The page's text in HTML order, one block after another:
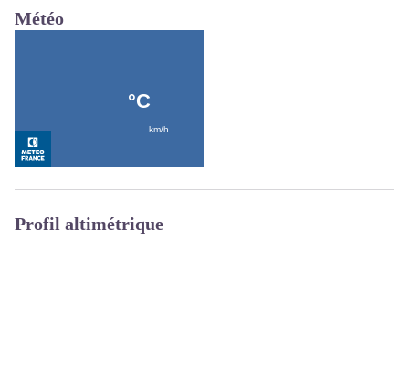
Météo
Profil altimétrique